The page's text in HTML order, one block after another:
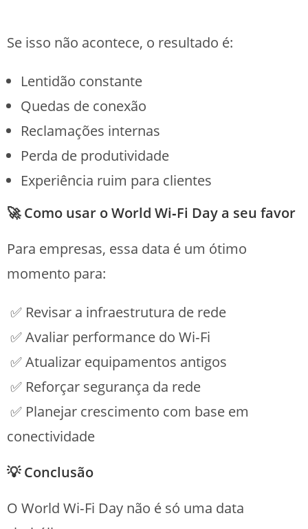
Se isso não acontece, o resultado é:
Lentidão constante
Quedas de conexão
Reclamações internas
Perda de produtividade
Experiência ruim para clientes
🚀 Como usar o World Wi‑Fi Day a seu favor
Para empresas, essa data é um ótimo
momento para:
✅ Revisar a infraestrutura de rede
✅ Avaliar performance do Wi‑Fi
✅ Atualizar equipamentos antigos
✅ Reforçar segurança da rede
✅ Planejar crescimento com base em
conectividade
💡 Conclusão
O World Wi‑Fi Day não é só uma data